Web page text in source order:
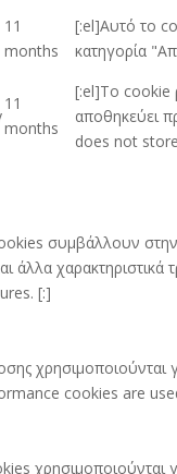
11
months
[:el]Αυτό το
κατηγορία
11
months
[:el]Το cookie
αποθηκεύει
does not
συμβάλλουν
άλλα
[:]
χρησιμοποιούνται
cookies are